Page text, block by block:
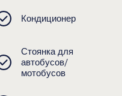
Кондиционер
Стоянка для
автобусов/
мотобусов